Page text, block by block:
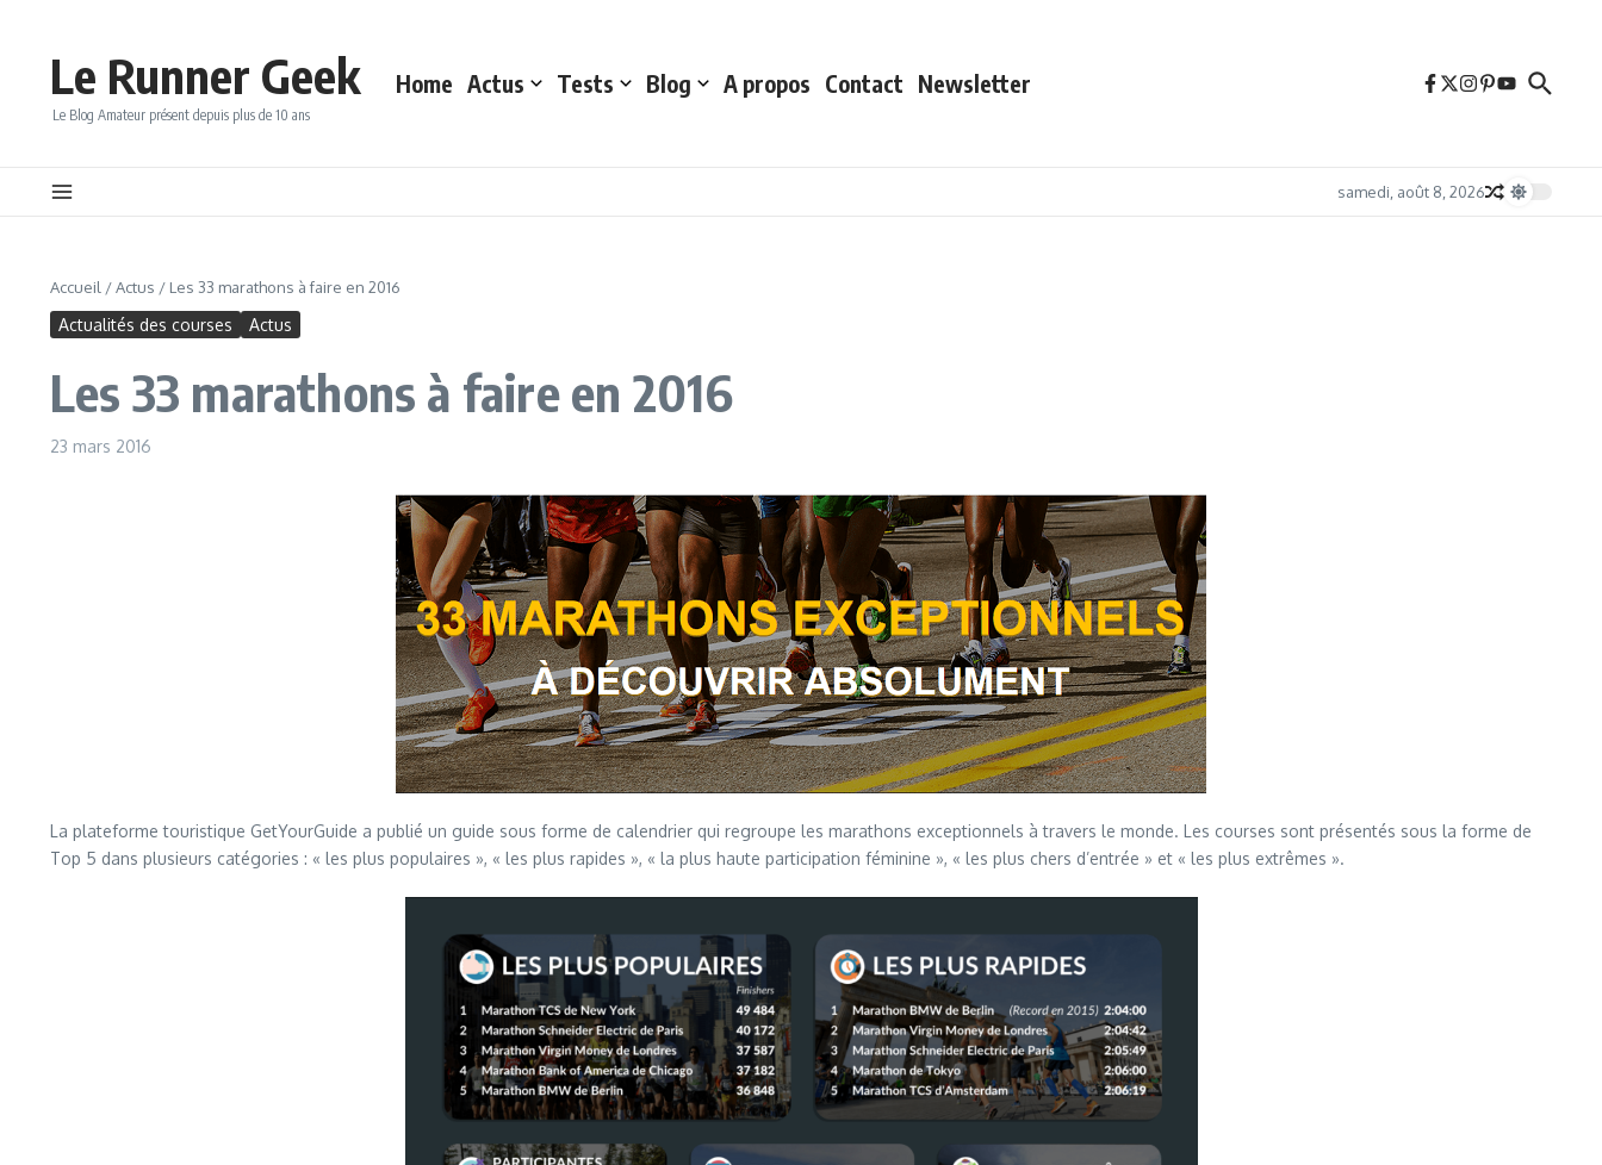
Le Runner Geek
Le Blog Amateur présent depuis plus de 10 ans
Home Actus Tests Blog A propos Contact Newsletter
samedi, août 8, 2026
Accueil /Actus / Les 33 marathons à faire en 2016
Actualités des courses Actus
Les 33 marathons à faire en 2016
23 mars 2016
La plateforme touristique GetYourGuide a publié un guide sous forme de calendrier qui regroupe les marathons exceptionnels à travers le monde. Les courses sont présentés sous la forme de
Top 5 dans plusieurs catégories : « les plus populaires », « les plus rapides », « la plus haute participation féminine », « les plus chers d’entrée » et « les plus extrêmes ».